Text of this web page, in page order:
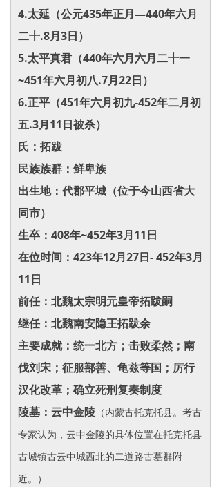
4.太延（公元435年正月—440年六月
二十.8月3日）
5.太平真君（440年六月六月二十一
~451年六月初八.7月22日）
6.正平（451年六月初九-452年二月初
五.3月11日被杀）
氏：拓跋
民族族群：鲜卑族
出生地：代郡平城（位于今山西省大
同市）
生卒：408年~452年3月11日
在位时间：423年12月27日- 452年3月
11日
前任：北魏太宗明元皇帝拓跋嗣
继任：北魏南安隐王拓跋余
主要成就：统一北方；击败柔然；南
伐刘宋；征服鄯善、龟兹等国；厉行
汉化改革；确立死刑复奏制度
陵墓：云中金陵 （内蒙古托克托县‌。考古
专家认为，云中金陵的具体位置在托克托县
古城镇古云中城西北的二道路古墓群附
近‌。）